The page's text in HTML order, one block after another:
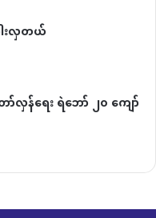
းလှတယ်
လှန်ရေး ရဲဘော် ၂၀ ကျော်